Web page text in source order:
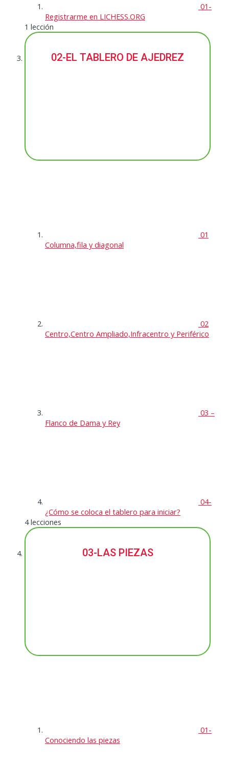
01-
Registrarme en LICHESS.ORG
1 lección
02-EL TABLERO DE AJEDREZ
01
Columna,fila y diagonal
02
Centro,Centro Ampliado,Infracentro y Periférico
03 –
Flanco de Dama y Rey
04-
¿Cómo se coloca el tablero para iniciar?
4 lecciones
03-LAS PIEZAS
01-
Conociendo las piezas